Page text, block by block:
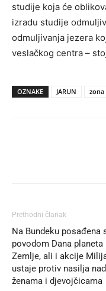
studije koja će
izradu studije
odmuljivanja jezera
veslačkog centra –
OZNAKE JARUN
Prethodni članak
Na Bundeku posađena
povodom Dana planeta
Zemlje, ali i akcije
ustaje protiv nasilja nad
ženama i djevojčicama